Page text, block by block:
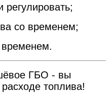
регулировать;
со временем;
ГБО - вы
топлива!